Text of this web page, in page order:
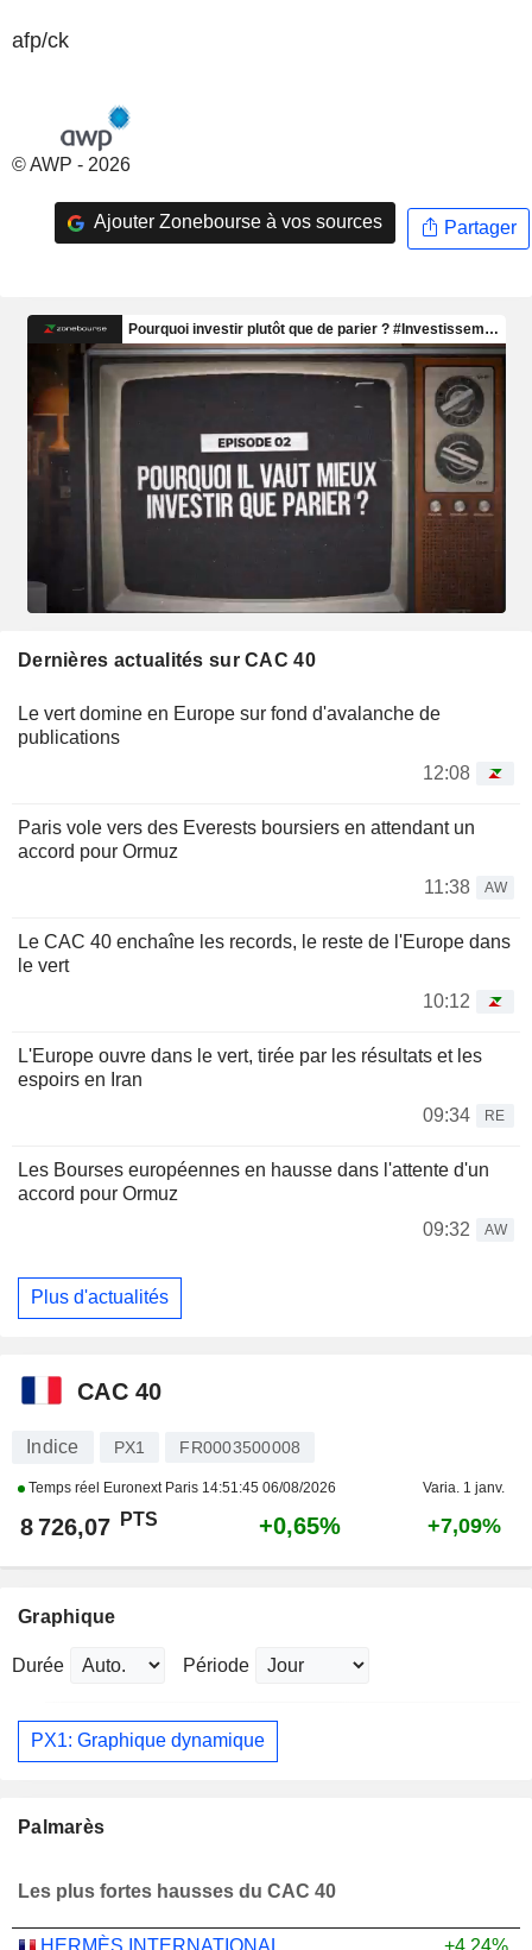
afp/ck
© AWP - 2026
Ajouter Zonebourse à vos sources Partager
Dernières actualités sur CAC 40
Le vert domine en Europe sur fond d'avalanche de
publications
12:08
Paris vole vers des Everests boursiers en attendant un
accord pour Ormuz
11:38
AW
Le CAC 40 enchaîne les records, le reste de l'Europe dans
le vert
10:12
L'Europe ouvre dans le vert, tirée par les résultats et les
espoirs en Iran
09:34
RE
Les Bourses européennes en hausse dans l'attente d'un
accord pour Ormuz
09:32
AW
Plus d'actualités
CAC 40
Indice PX1 FR0003500008
Temps réel Euronext Paris 14:51:45 06/08/2026 Varia. 1 janv.
8 726,07 PTS +0,65% +7,09%
Graphique
Durée Période
PX1: Graphique dynamique
Palmarès
Les plus fortes hausses du CAC 40
HERMÈS INTERNATIONAL +4,24%